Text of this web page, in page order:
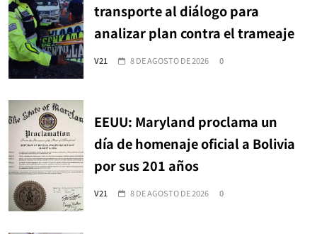
transporte al diálogo para
analizar plan contra el trameaje
V21 8 DE AGOSTO DE 2026 0
EEUU: Maryland proclama un
día de homenaje oficial a Bolivia
por sus 201 años
V21 8 DE AGOSTO DE 2026 0